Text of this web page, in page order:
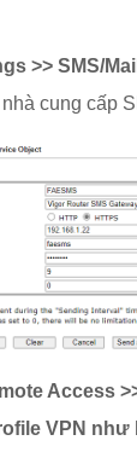
>> SMS/
cung cấp
Access
VPN